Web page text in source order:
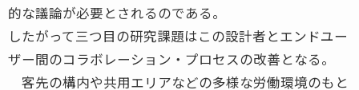
的な議論が必要とされるのである。
したがって三つ目の研究課題はこの設計者とエンドユー
ザー間のコラボレーション・プロセスの改善となる。
客先の構内や共用エリアなどの多様な労働環境のもと